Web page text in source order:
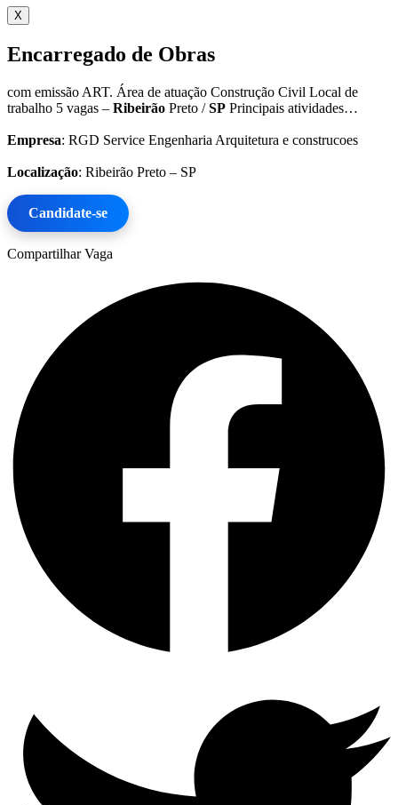
X
Encarregado de Obras
com emissão ART. Área de atuação Construção Civil Local de
trabalho 5 vagas – Ribeirão Preto /SP Principais atividades…
Empresa: RGD Service Engenharia Arquitetura e construcoes
Localização: Ribeirão Preto – SP
Candidate-se
Compartilhar Vaga